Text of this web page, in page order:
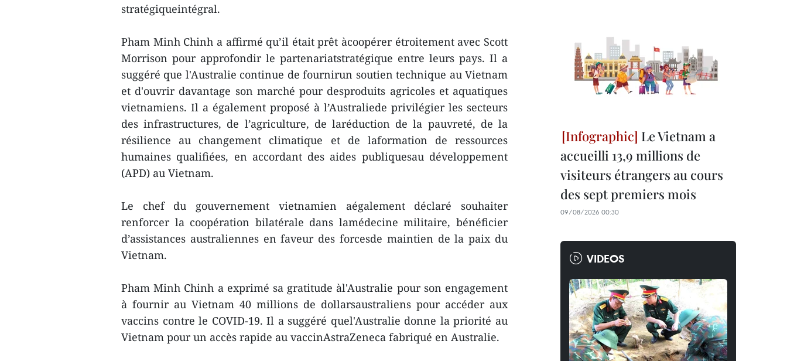
stratégiqueintégral.
Pham Minh Chinh a affirmé qu’il était prêt àcoopérer étroitement avec Scott
Morrison pour approfondir le partenariatstratégique entre leurs pays. Il a
suggéré que l'Australie continue de fournirun soutien technique au Vietnam
et d'ouvrir davantage son marché pour desproduits agricoles et aquatiques
vietnamiens. Il a également proposé à l’Australiede privilégier les secteurs
des infrastructures, de l’agriculture, de laréduction de la pauvreté, de la
résilience au changement climatique et de laformation de ressources
humaines qualifiées, en accordant des aides publiquesau développement
(APD) au Vietnam.
Le chef du gouvernement vietnamien aégalement déclaré souhaiter
renforcer la coopération bilatérale dans lamédecine militaire, bénéficier
d’assistances australiennes en faveur des forcesde maintien de la paix du
Vietnam.
Pham Minh Chinh a exprimé sa gratitude àl'Australie pour son engagement
à fournir au Vietnam 40 millions de dollarsaustraliens pour accéder aux
vaccins contre le COVID-19. Il a suggéré quel'Australie donne la priorité au
Vietnam pour un accès rapide au vaccinAstraZeneca fabriqué en Australie.
Le Vietnam a
accueilli 13,9 millions de
visiteurs étrangers au cours
des sept premiers mois
09/08/2026 00:30
VIDEOS